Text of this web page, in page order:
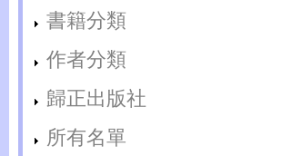
書籍分類
作者分類
歸正出版社
所有名單